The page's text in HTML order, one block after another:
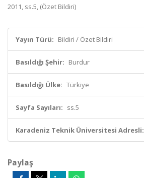
2011, ss.5, (Özet Bildiri)
Yayın Türü: Bildiri / Özet Bildiri
Basıldığı Şehir: Burdur
Basıldığı Ülke: Türkiye
Sayfa Sayıları: ss.5
Karadeniz Teknik Üniversitesi Adresli:
Paylaş